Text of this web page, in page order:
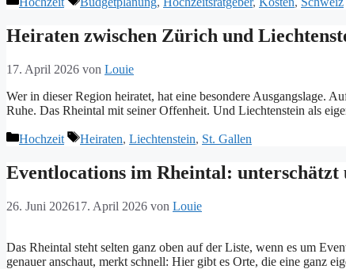
Heiraten zwischen Zürich und
17. April 2026 von Louie
Wer in dieser Region heiratet, hat eine besondere Ausgangslage.
Ruhe. Das Rheintal mit seiner Offenheit. Und Liechtenstein als
Kategorien
Hochzeit Tags
Heiraten, Liechtenstein, St. Gallen
Eventlocations im Rheintal: unterschätzt
26. Juni 202617. April 2026 von Louie
Das Rheintal steht selten ganz oben auf der Liste, wenn es um
genauer anschaut, merkt schnell: Hier gibt es Orte, die eine ganz